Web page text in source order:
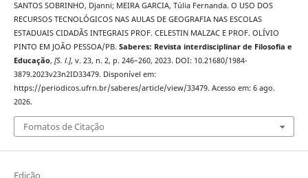
SANTOS SOBRINHO, Djanni; MEIRA GARCIA, Túlia Fernanda. O USO DOS
RECURSOS TECNOLÓGICOS NAS AULAS DE GEOGRAFIA NAS ESCOLAS
ESTADUAIS CIDADÃS INTEGRAIS PROF. CELESTIN MALZAC E PROF. OLÍVIO
PINTO EM JOÃO PESSOA/PB. Saberes: Revista interdisciplinar de Filosofia e
Educação, [S. l.], v. 23, n. 2, p. 246–260, 2023. DOI: 10.21680/1984-
3879.2023v23n2ID33479. Disponível em:
https://periodicos.ufrn.br/saberes/article/view/33479. Acesso em: 6 ago.
2026.
Fomatos de Citação
Edição